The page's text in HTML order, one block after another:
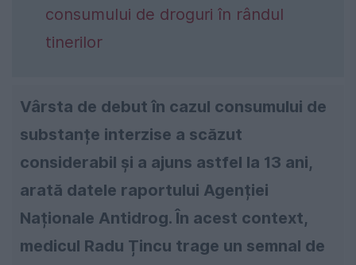
consumului de droguri în rândul
tinerilor
Vârsta de debut în cazul consumului de
substanțe interzise a scăzut
considerabil și a ajuns astfel la 13 ani,
arată datele raportului Agenției
Naționale Antidrog. În acest context,
medicul Radu Țincu trage un semnal de